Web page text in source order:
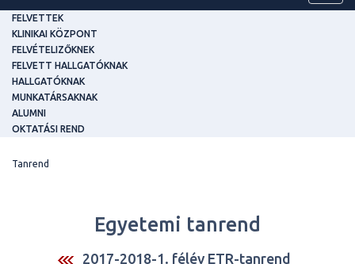
FELVETTEK
KLINIKAI KÖZPONT
FELVÉTELIZŐKNEK
FELVETT HALLGATÓKNAK
HALLGATÓKNAK
MUNKATÁRSAKNAK
ALUMNI
OKTATÁSI REND
Tanrend
Egyetemi tanrend
2017-2018-1. félév ETR-tanrend